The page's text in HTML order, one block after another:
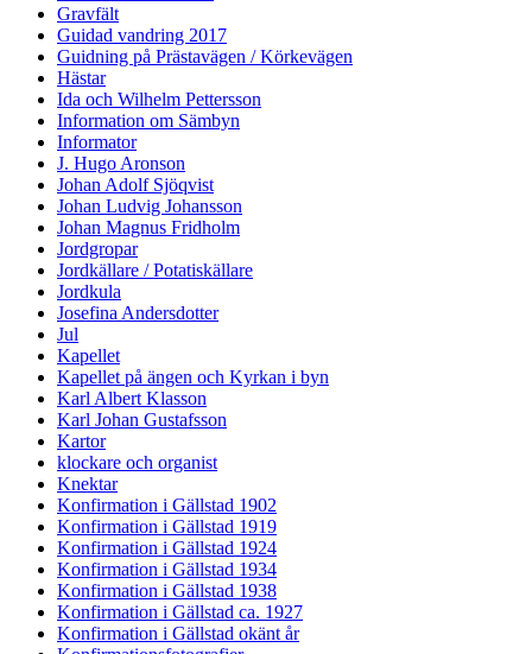
Gravfält
Guidad vandring 2017
Guidning på Prästavägen / Körkevägen
Hästar
Ida och Wilhelm Pettersson
Information om Sämbyn
Informator
J. Hugo Aronson
Johan Adolf Sjöqvist
Johan Ludvig Johansson
Johan Magnus Fridholm
Jordgropar
Jordkällare / Potatiskällare
Jordkula
Josefina Andersdotter
Jul
Kapellet
Kapellet på ängen och Kyrkan i byn
Karl Albert Klasson
Karl Johan Gustafsson
Kartor
klockare och organist
Knektar
Konfirmation i Gällstad 1902
Konfirmation i Gällstad 1919
Konfirmation i Gällstad 1924
Konfirmation i Gällstad 1934
Konfirmation i Gällstad 1938
Konfirmation i Gällstad ca. 1927
Konfirmation i Gällstad okänt år